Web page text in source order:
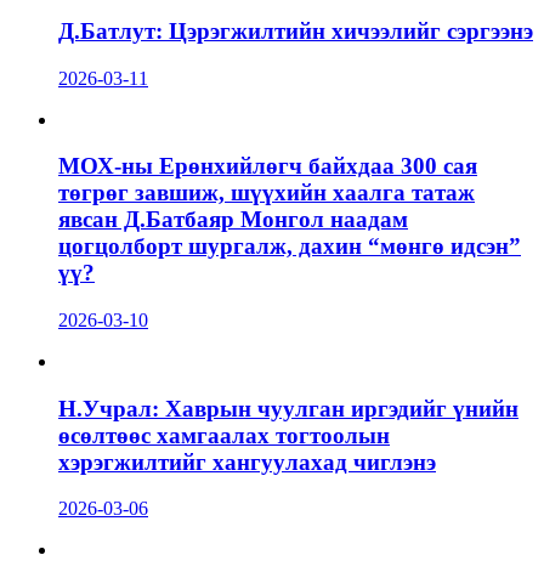
Д.Батлут: Цэрэгжилтийн хичээлийг сэргээнэ
2026-03-11
МОХ-ны Ерөнхийлөгч байхдаа 300 сая
төгрөг завшиж, шүүхийн хаалга татаж
явсан Д.Батбаяр Монгол наадам
цогцолборт шургалж, дахин “мөнгө идсэн”
үү?
2026-03-10
Н.Учрал: Хаврын чуулган иргэдийг үнийн
өсөлтөөс хамгаалах тогтоолын
хэрэгжилтийг хангуулахад чиглэнэ
2026-03-06